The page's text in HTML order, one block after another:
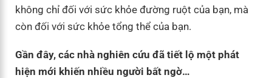
không chỉ đối với sức khỏe đường ruột của bạn, mà
còn đối với sức khỏe tổng thể của bạn.
Gần đây, các nhà nghiên cứu đã tiết lộ một phát
hiện mới khiến nhiều người bất ngờ…